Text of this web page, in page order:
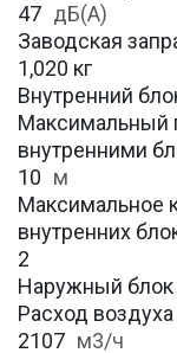
47 дБ(А)
Заводская
1,020 кг
Внутренний
Максимальный
внутренними
10 м
Максимальное
внутренних
2
Наружный блок
Расход
2107 м3/ч